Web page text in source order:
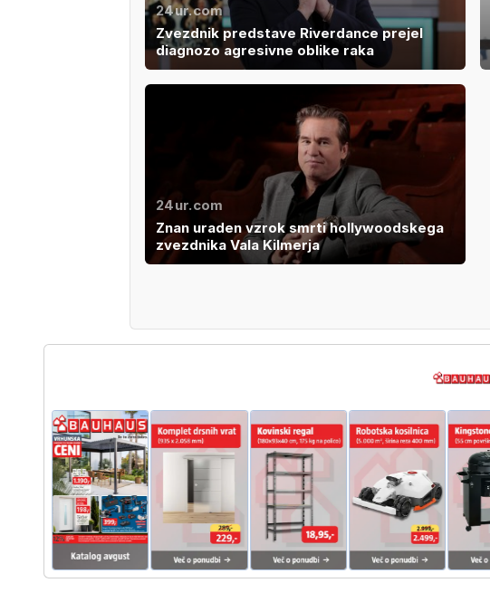
24ur.com
Zvezdnik predstave Riverdance prejel
diagnozo agresivne oblike raka
24ur.com
Znan uraden vzrok smrti hollywoodskega
zvezdnika Vala Kilmerja